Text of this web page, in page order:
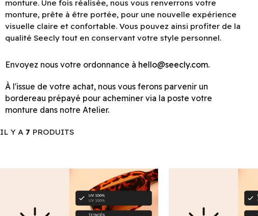
monture. Une fois réalisée, nous vous renverrons votre
monture, prête à être portée, pour une nouvelle expérience
visuelle claire et confortable. Vous pouvez ainsi profiter de la
qualité Seecly tout en conservant votre style personnel.
Envoyez nous votre ordonnance à hello@seecly.com.
À l'issue de votre achat, nous vous ferons parvenir un
bordereau prépayé pour acheminer via la poste votre
monture dans notre Atelier.
IL Y A 7 PRODUITS